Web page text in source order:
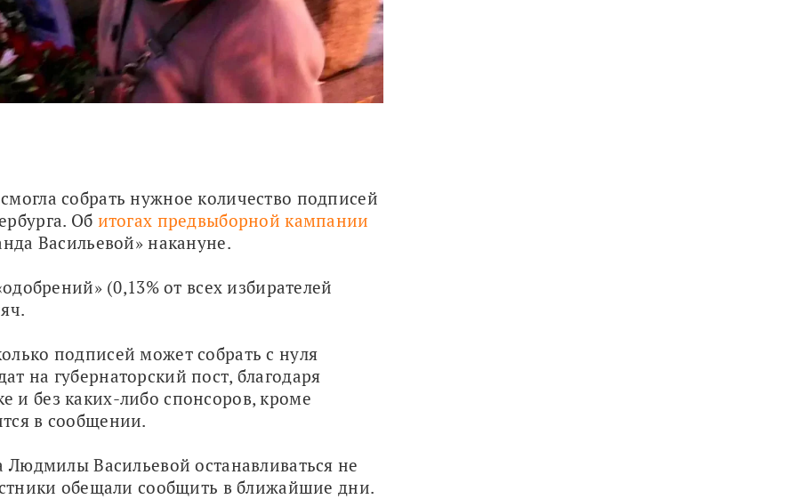
собрать нужное количество подписей
Об итогах предвыборной кампании
Васильевой» накануне.
(0,13% от всех избирателей
подписей может собрать с нуля
на губернаторский пост, благодаря
и без каких-либо спонсоров, кроме
в сообщении.
Васильевой останавливаться не
обещали сообщить в ближайшие дни.